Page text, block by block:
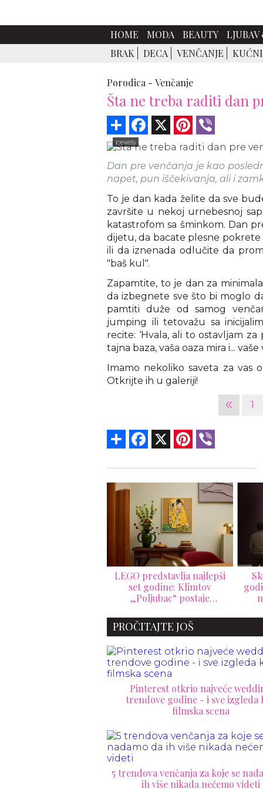
HOME MODA BEAUTY
BRAK
DECA VENČANJE
Porodica - Venčanje
Šta ne treba raditi dan
Share Facebook Pinterest
pexels
Dan pre venčanja je kao
napet, pun iščekivanja, ali i
To je dan kada želite da sve
završite u nekoj urnebesnoj
katastrofom sa šminkom. Dan
dijetu, da bacate plesne
ili da iznenada odlučite da
"baš kul".
Zapamtite, to je dan za
da izbegnete sve što bi moglo
pamtiti duže od samog
jumping ili tetovažu sa
recite: ‘Hvala, ali to ostavljam
tajna baza, vaša oaza mira i...
Imamo nekoliko saveta za vas
Otkrijte ih u galeriji!
« 1
Share Facebook Pinterest
Skulptura skrivana 150
godina prodata za samo 15
minuta: Remek-delo
Grčkom oborilo rekord na
aukciji Sotheby's
PROČITAJTE JOŠ
Pinterest otkrio najveće
trendove godine - i sve izgleda
filmska scena
5 trendova venčanja za koje se
ih više nikada nećemo videti